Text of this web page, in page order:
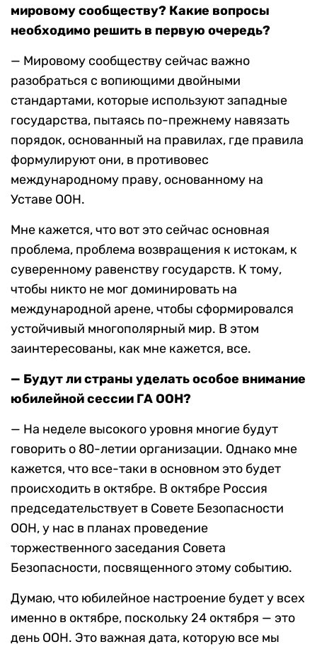
мировому сообществу? Какие вопросы
необходимо решить в первую очередь?
— Мировому сообществу сейчас важно
разобраться с вопиющими двойными
стандартами, которые используют западные
государства, пытаясь по-прежнему навязать
порядок, основанный на правилах, где правила
формулируют они, в противовес
международному праву, основанному на
Уставе ООН.
Мне кажется, что вот это сейчас основная
проблема, проблема возвращения к истокам, к
суверенному равенству государств. К тому,
чтобы никто не мог доминировать на
международной арене, чтобы сформировался
устойчивый многополярный мир. В этом
заинтересованы, как мне кажется, все.
— Будут ли страны уделать особое внимание
юбилейной сессии ГА ООН?
— На неделе высокого уровня многие будут
говорить о 80-летии организации. Однако мне
кажется, что все-таки в основном это будет
происходить в октябре. В октябре Россия
председательствует в Совете Безопасности
ООН, у нас в планах проведение
торжественного заседания Совета
Безопасности, посвященного этому событию.
Думаю, что юбилейное настроение будет у всех
именно в октябре, поскольку 24 октября — это
день ООН. Это важная дата, которую все мы